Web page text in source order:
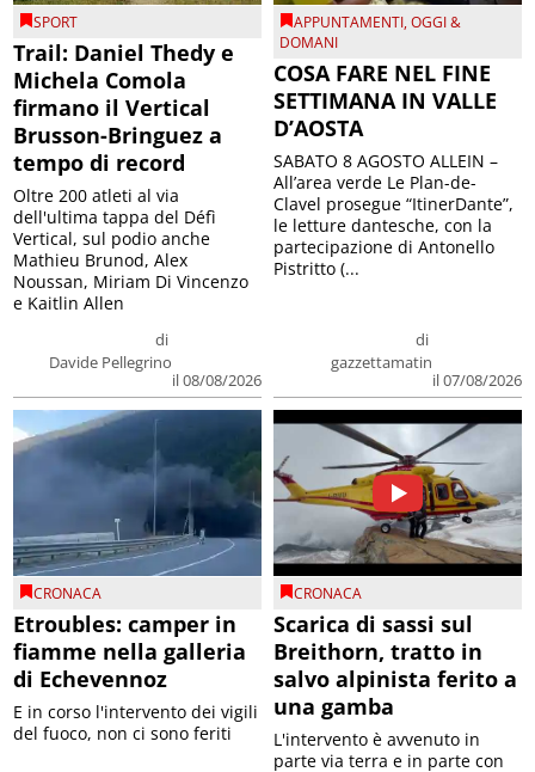
SPORT
Trail: Daniel Thedy e
Michela Comola
firmano il Vertical
Brusson-Bringuez a
tempo di record
di
Davide Pellegrino
il 08/08/2026
Oltre 200 atleti al via
dell'ultima tappa del Défì
Vertical, sul podio anche
Mathieu Brunod, Alex
Noussan, Miriam Di Vincenzo
e Kaitlin Allen
APPUNTAMENTI,OGGI &
DOMANI
COSA FARE NEL FINE
SETTIMANA IN VALLE
D’AOSTA
di
gazzettamatin
il 07/08/2026
SABATO 8 AGOSTO ALLEIN –
All’area verde Le Plan-de-
Clavel prosegue “ItinerDante”,
le letture dantesche, con la
partecipazione di Antonello
Pistritto (...
CRONACA
Etroubles: camper in
fiamme nella galleria
di Echevennoz
E in corso l'intervento dei vigili
del fuoco, non ci sono feriti
CRONACA
Scarica di sassi sul
Breithorn, tratto in
salvo alpinista ferito a
una gamba
L'intervento è avvenuto in
parte via terra e in parte con